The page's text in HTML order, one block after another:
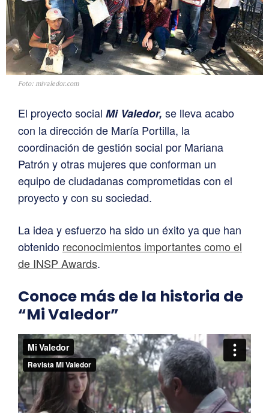
Foto: mivaledor.com
El proyecto social Mi Valedor, se lleva acabo
con la dirección de María Portilla, la
coordinación de gestión social por Mariana
Patrón y otras mujeres que conforman un
equipo de ciudadanas comprometidas con el
proyecto y con su sociedad.
La idea y esfuerzo ha sido un éxito ya que han
obtenido reconocimientos importantes como el
de INSP Awards.
Conoce más de la historia de
“Mi Valedor”